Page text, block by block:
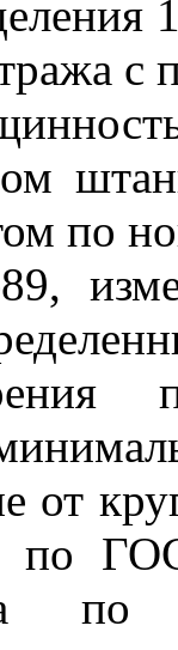
с
по
от
по